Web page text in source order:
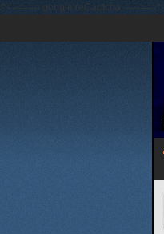
/*====== google reCaptcha ======*/